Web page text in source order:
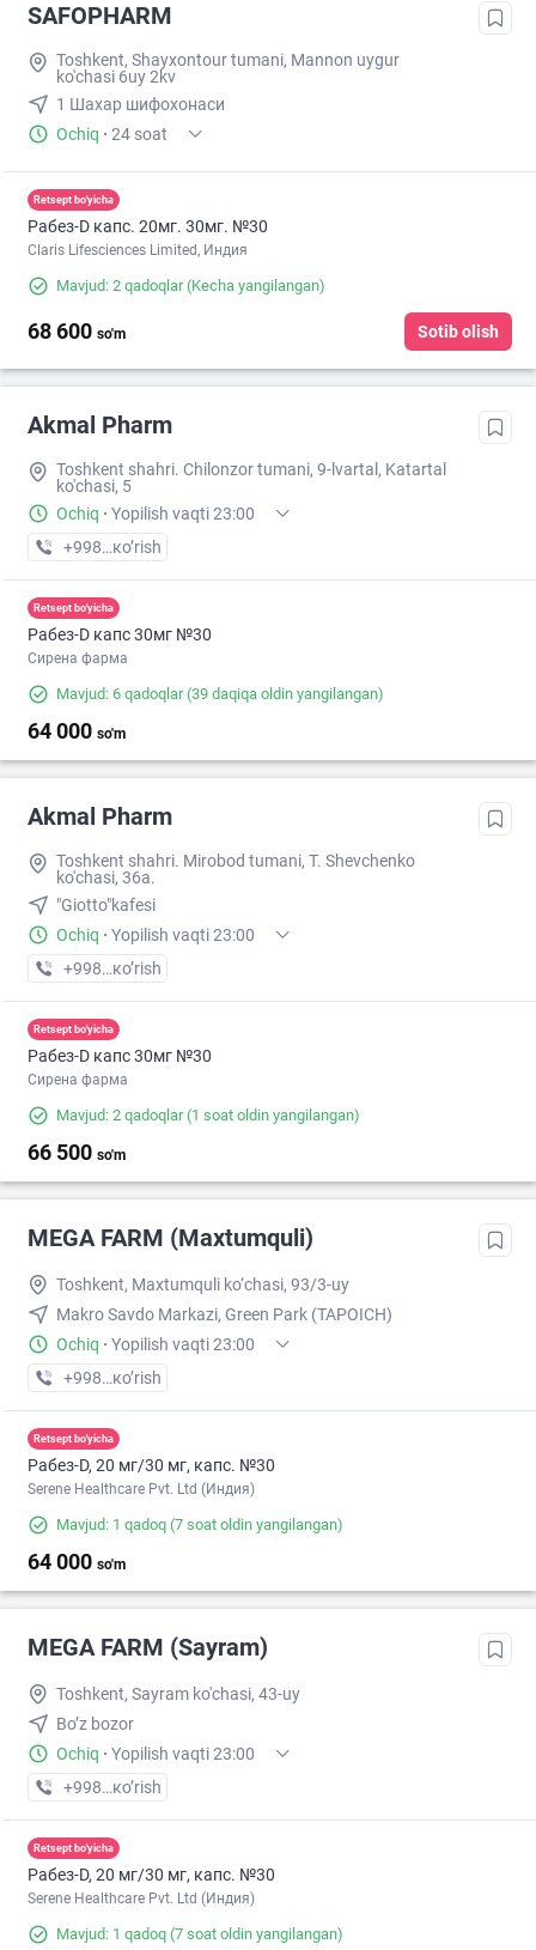
SAFOPHARM
Toshkent, Shayxontour tumani, Mannon uygur
ko'chasi 6uy 2kv
1 Шахар шифохонаси
Ochiq · 24 soat
Retsept bo'yicha
Рабез-D капс. 20мг. 30мг. №30
Claris Lifesciences Limited, Индия
Mavjud: 2 qadoqlar(Kecha yangilangan)
68 600 so'm Sotib olish
Akmal Pharm
Toshkent shahri. Chilonzor tumani, 9-lvartal, Katartal
ko'chasi, 5
Ochiq · Yopilish vaqti 23:00
+998 (99) XXX-XX-XX
кo’rish
Retsept bo'yicha
Рабез-D капс 30мг №30
Сирена фарма
Mavjud: 6 qadoqlar(39 daqiqa oldin yangilangan)
64 000 so'm
Akmal Pharm
Toshkent shahri. Mirobod tumani, T. Shevchenko
ko'chasi, 36a.
"Giotto"kafesi
Ochiq · Yopilish vaqti 23:00
+998 (99) XXX-XX-XX
кo’rish
Retsept bo'yicha
Рабез-D капс 30мг №30
Сирена фарма
Mavjud: 2 qadoqlar(1 soat oldin yangilangan)
66 500 so'm
MEGA FARM (Maxtumquli)
Toshkent, Maxtumquli ko‘chasi, 93/3-uy
Makro Savdo Markazi, Green Park (TAPOICH)
Ochiq · Yopilish vaqti 23:00
+998 (55) XXX-XX-XX
кo’rish
Retsept bo'yicha
Рабез-D, 20 мг/30 мг, капс. №30
Serene Healthcare Pvt. Ltd (Индия)
Mavjud: 1 qadoq (7 soat oldin yangilangan)
64 000 so'm
MEGA FARM (Sayram)
Toshkent, Sayram ko'chasi, 43-uy
Bo’z bozor
Ochiq · Yopilish vaqti 23:00
+998 (55) XXX-XX-XX
кo’rish
Retsept bo'yicha
Рабез-D, 20 мг/30 мг, капс. №30
Serene Healthcare Pvt. Ltd (Индия)
Mavjud: 1 qadoq (7 soat oldin yangilangan)